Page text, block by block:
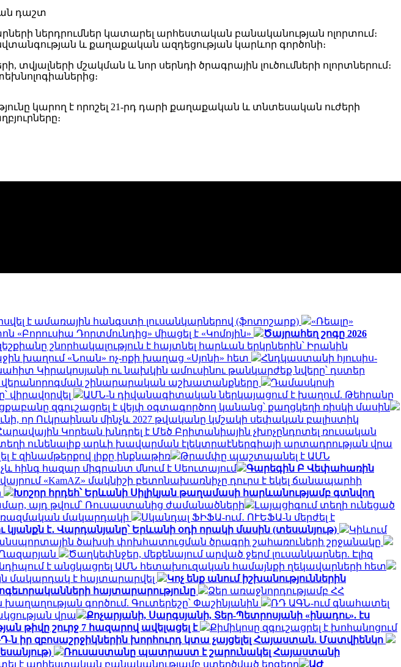
ներդրումներ կատարել արհեստական բանականության ոլորտում։
և քաղաքական ազդեցության կարևոր գործոնի։
մշակման և նոր սերնդի ծրագրային լուծումների ոլորտներում։
կարող է որոշել 21-րդ դարի քաղաքական և տնտեսական ուժերի
է ամառային հանգստի լուսանկարներով (ֆոտոշարք)
«Ռեալը»
«Բորուսիա Դորտմունդից» միացել է «Կոմոյին»
Ծայրահեղ շոգը 2026
շնորհակալություն է հայտնել հարևան երկրներին՝ Իրանին
խաղում «Նոան» ոչ-ոքի խաղաց «Սյոնի» հետ
Հնդկաստանի հյուսիս-
Կիրակոսյանի ու նախկին ամուսինու թանկարժեք նվերը՝ դստեր
շինարարական աշխատանքները
Դամասկոսի
վիրավորվել
ԱՄՆ-ն դիվանագիտական ներկայացում է խաղում. Թեհրանը
զգուշացրել է վեյփ օգտագործող կանանց՝ քաղցկեղի ռիսկի մասին
ունի, որ Ուկրաինան մինչև 2027 թվականը կմշակի սեփական բալիստիկ
Կորեան խնդրել է Մեծ Բրիտանիային չխոչընդոտել ռուսական
ունենալիք արևի խավարման էլեկտրաէներգիայի արտադրության վրա
է զինամթերքով լիքը ինքնաթիռ
Թրամփը պաշտպանել է ԱՄՆ
հինգ հազար միգրանտ մնում է Սեուտայում
Գարեգին Բ Վեփահառին
«KamAZ» մակնիշի բետոնախառնիչը դուրս է եկել ճանապարհի
Խոշոր հրդեհ՝ Երևանի Սիլիկյան թաղամասի հարևանությամբ գտնվող
այդ թվում՝ Ռուսաստանից ժամանածների
Լայպցիգում տեղի ունեցած
ռազմական մակարդակի
Սկանդալ ՖԻՖԱ-ում․ ՈՒԵՖԱ-ն մերժել է
է․ Վարդանյանը՝ Երևանի օդի որակի մասին (տեսանյութ)
Կիևում
ծախսի փոխհատուցման ծրագրի շահառուների շրջանակը
Ղազարյան
Ծաղկեփնջեր, մեքենայում արված ջերմ լուսանկարներ. Էլիզ
է անցկացրել ԱՄՆ հետախուզական համայնքի ղեկավարների հետ
մակարդակ է հայտարարվել
Կոչ ենք անում իշխանություններին
հայտարարությունը
Ձեր առաջնորդությամբ ՀՀ
գործում. Գուտերեշը՝ Փաշինյանին
ՌԴ ԱԳՆ-ում գնահատել
վրա
Քոչարյանի, Սարգսյանի, Տեր-Պետրոսյանի «ինադու». էս
թիվը շուրջ 7 հազարով ավելացել է
Քիմիկոսը զգուշացրել է խոհանոցում
ն իր զբոսաշրջիկներին խորհուրդ կտա չայցելել Հայաստան. Մատվիենկո
Ռուսաստանը պատրաստ է շարունակել Հայաստանի
է արհեստական բանականությամբ ստեղծված երգերը
ԱԺ